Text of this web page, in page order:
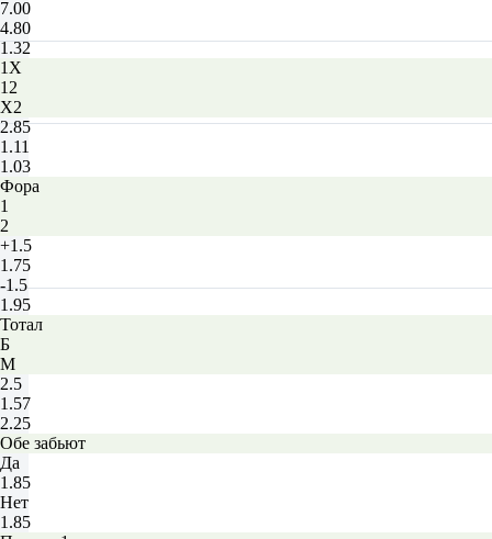
7.00
4.80
1.32
1X
12
X2
2.85
1.11
1.03
Фора
1
2
+1.5
1.75
-1.5
1.95
Тотал
Б
М
2.5
1.57
2.25
Обе забьют
Да
1.85
Нет
1.85